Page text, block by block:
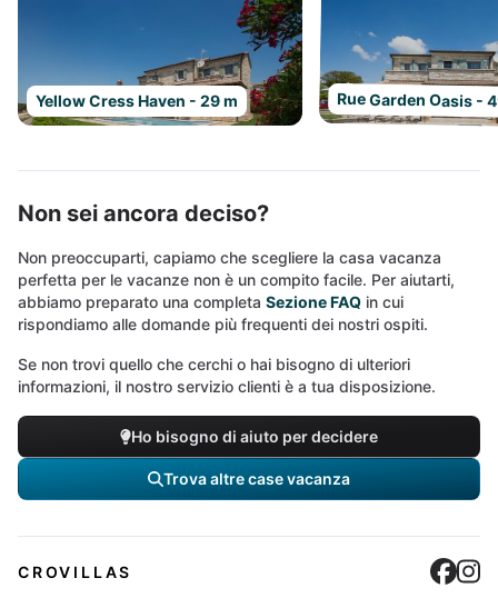
Yellow Cress Haven - 29 m Rue Garden Oasis -
Non sei ancora deciso?
Non preoccuparti, capiamo che scegliere la casa vacanza
perfetta per le vacanze non è un compito facile. Per aiutarti,
abbiamo preparato una completa Sezione FAQ in cui
rispondiamo alle domande più frequenti dei nostri ospiti.
Se non trovi quello che cerchi o hai bisogno di ulteriori
informazioni, il nostro servizio clienti è a tua disposizione.
Ho bisogno di aiuto per decidere
Trova altre case vacanza
CROVILLAS